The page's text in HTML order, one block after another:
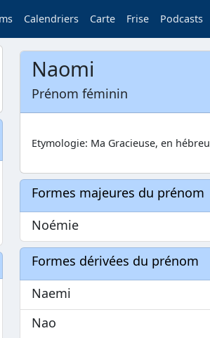
Calendriers Carte Frise Podcasts
Naomi
Prénom féminin
Etymologie: Ma Gracieuse, en hébreu
Formes majeures du prénom
Noémie
Formes dérivées du prénom
Naemi
Nao